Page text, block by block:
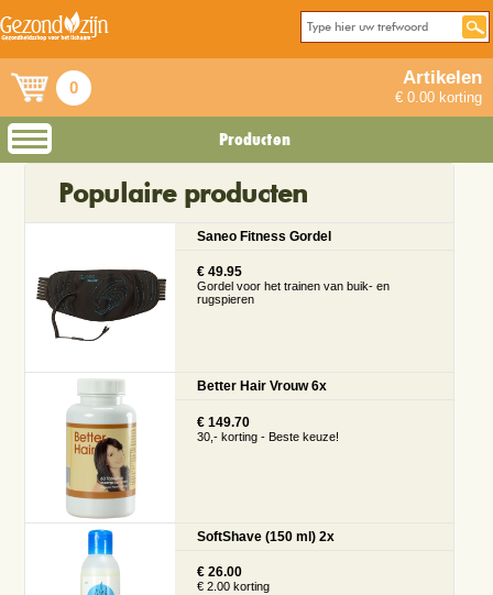
0 Artikelen
€ 0.00 korting
Producten
Populaire producten
Saneo Fitness Gordel
€ 49.95
Gordel voor het trainen van buik- en
rugspieren
Better Hair Vrouw 6x
€ 149.70
30,- korting - Beste keuze!
SoftShave (150 ml) 2x
€ 26.00
€ 2.00 korting